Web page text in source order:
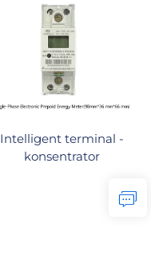
Intelligent terminal -
konsentrator